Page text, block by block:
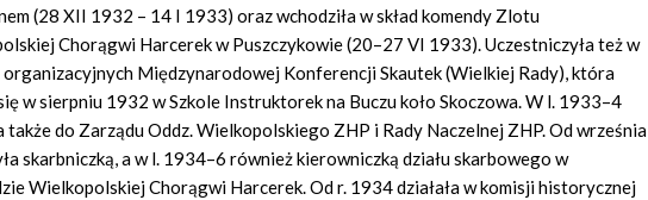
(28 XII 1932 – 14 I 1933) oraz wchodziła w skład komendy Zlotu
Chorągwi Harcerek w Puszczykowie (20–27 VI 1933). Uczestniczyła też w
organizacyjnych Międzynarodowej Konferencji Skautek (Wielkiej Rady), która
w sierpniu 1932 w Szkole Instruktorek na Buczu koło Skoczowa. W l. 1933–4
także do Zarządu Oddz. Wielkopolskiego ZHP i Rady Naczelnej ZHP. Od września
skarbniczką, a w l. 1934–6 również kierowniczką działu skarbowego w
Wielkopolskiej Chorągwi Harcerek. Od r. 1934 działała w komisji historycznej